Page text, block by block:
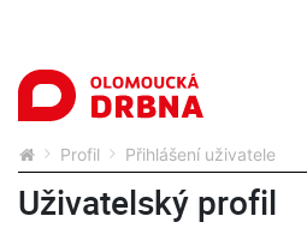
Profil Přihlášení uživatele
Uživatelský profil